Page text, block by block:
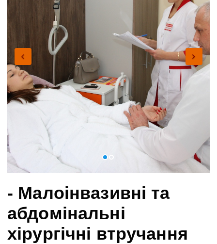
- Малоінвазивні та
абдомінальні
хірургічні втручання